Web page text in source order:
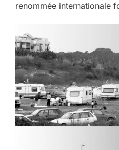
renommée internationale